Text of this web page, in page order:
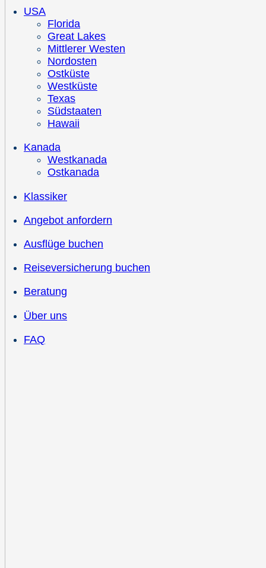
USA
Florida
Great Lakes
Mittlerer Westen
Nordosten
Ostküste
Westküste
Texas
Südstaaten
Hawaii
Kanada
Westkanada
Ostkanada
Klassiker
Angebot anfordern
Ausflüge buchen
Reiseversicherung buchen
Beratung
Über uns
FAQ